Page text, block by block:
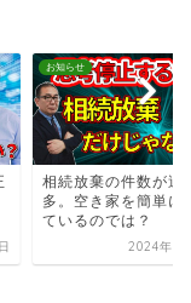
お知らせ
相続放棄の件数が過
多。空き家を簡単に
ているのでは？
2024年8